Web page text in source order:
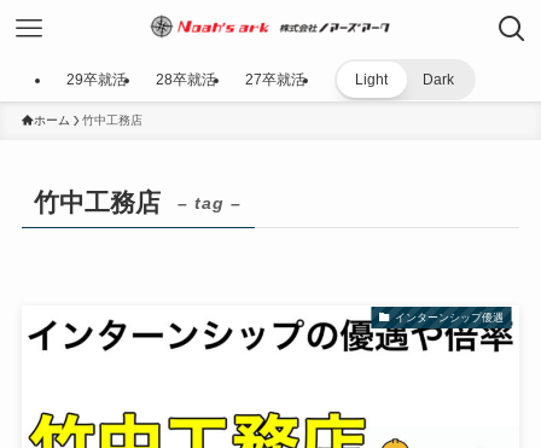
29卒就活 28卒就活 27卒就活 Light Dark
ホーム 竹中工務店
竹中工務店 – tag –
インターンシップ優遇